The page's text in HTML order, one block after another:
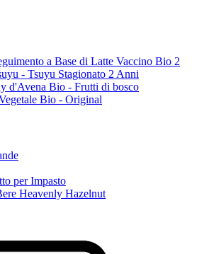
a Base di Latte Vaccino Bio 2
- Tsuyu Stagionato 2 Anni
d'Avena Bio - Frutti di bosco
Bio - Original
per Impasto
Heavenly Hazelnut